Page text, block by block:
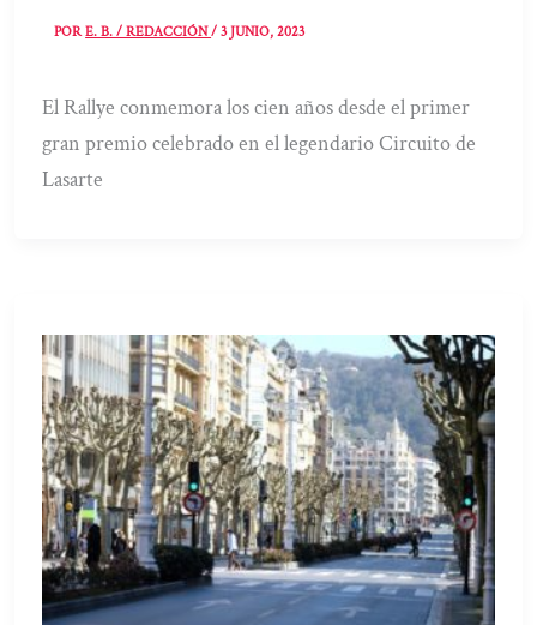
PORE. B. / REDACCIÓN/3 JUNIO, 2023
El Rallye conmemora los cien años desde el primer
gran premio celebrado en el legendario Circuito de
Lasarte